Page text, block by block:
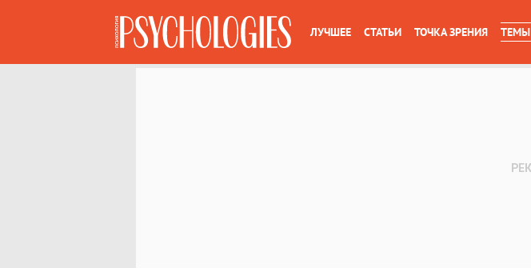
ЛУЧШЕЕ СТАТЬИ ТОЧКА ЗРЕНИЯ ТЕМЫ